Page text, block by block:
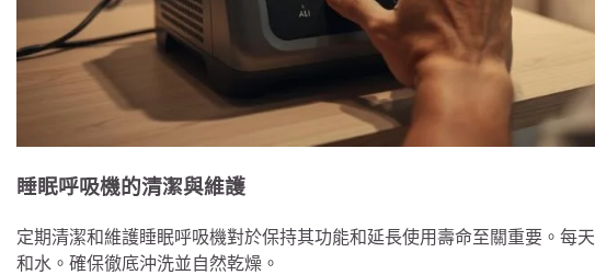
睡眠呼吸機的清潔與維護
定期清潔和維護睡眠呼吸機對於保持其功能和延長使用壽命至關重要。每
和水。確保徹底沖洗並自然乾燥。